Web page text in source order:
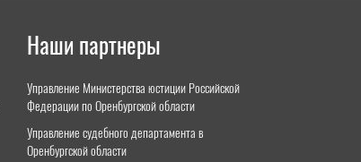
Наши партнеры
Управление Министерства юстиции Российской
Федерации по Оренбургской области
Управление судебного департамента в
Оренбургской области